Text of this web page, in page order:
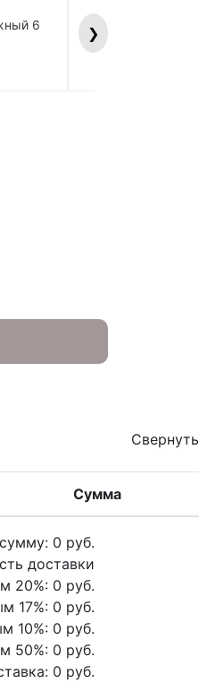
6
BILLY БИЛЛИ
❯
Свернуть
Сумма
0 руб.
доставки
20%: 0 руб.
17%: 0 руб.
10%: 0 руб.
50%: 0 руб.
0 руб.